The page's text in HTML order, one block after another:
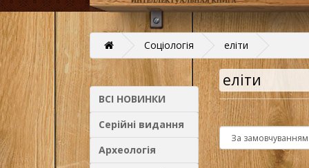
Соціологія еліти
ВСІ НОВИНКИ
Серійні видання
Археологія
еліти